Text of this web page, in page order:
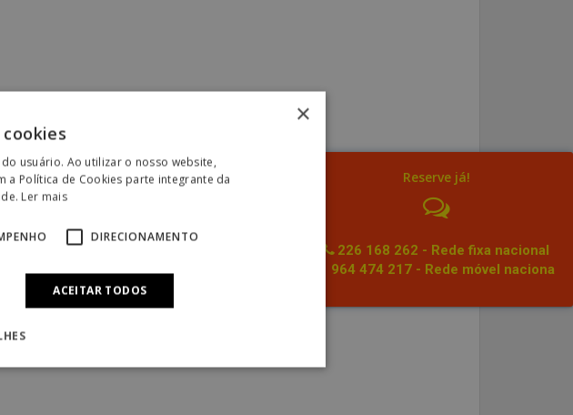
Reserve já!
226 168 262 - Rede fixa nacional
964 474 217 - Rede móvel naciona
×
usuário. Ao utilizar o nosso website,
Política de Cookies parte integrante da
Ler mais
DIRECIONAMENTO
ACEITAR TODOS